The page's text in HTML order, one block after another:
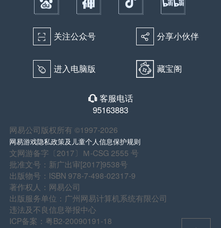
򰀁 关注公众号 򰀂 分享小伙伴
򰀄 进入电脑版 藏宝阁
򰀃 客服电话
95163883
网易公司版权所有 ©1997-2026
网易游戏隐私政策及儿童个人信息保护规则
文网游备字〔2017〕Ｍ-CSG 2555 号
批准文号：新广出审[2017]9538号
出版物号：ISBN 978-7-498-02317-9
著作权人：网易公司
出版服务单位：广州网易计算机系统有限公司
违法及不良信息举报中心
ICP备案：粤B2-20090191-18